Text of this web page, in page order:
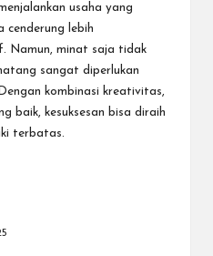
usaha yang
cenderung lebih
Namun, minat saja tidak
sangat diperlukan
kombinasi kreativitas,
baik, kesuksesan bisa diraih
terbatas.